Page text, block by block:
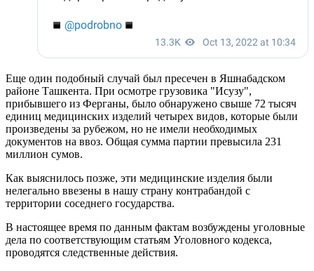
Еще один подобный случай был пресечен в Яшнабадском
районе Ташкента. При осмотре грузовика "Исузу",
прибывшего из Ферганы, было обнаружено свыше 72 тысяч
единиц медицинских изделий четырех видов, которые были
произведены за рубежом, но не имели необходимых
документов на ввоз. Общая сумма партии превысила 231
миллион сумов.
Как выяснилось позже, эти медицинские изделия были
нелегально ввезены в нашу страну контрабандой с
территории соседнего государства.
В настоящее время по данным фактам возбуждены уголовные
дела по соответствующим статьям Уголовного кодекса,
проводятся следственные действия.